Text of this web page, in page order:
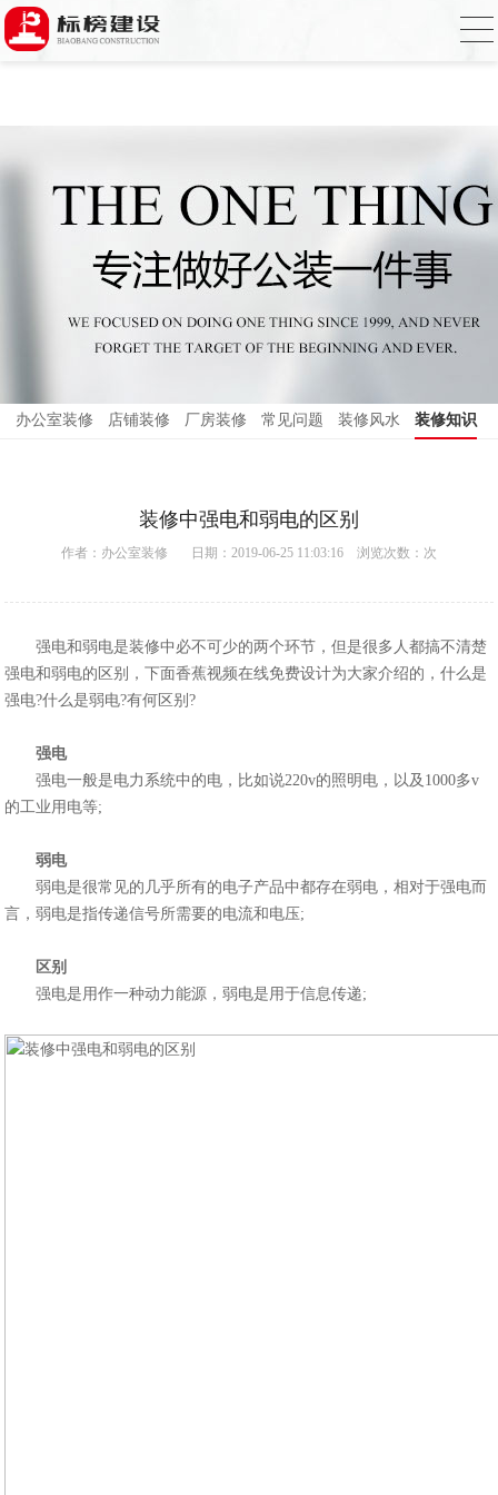
香蕉视频在线免费,香蕉视频导航,黄色香蕉
视频下载,91香蕉APP成人污在线观看
办公室装修 店铺装修 厂房装修 常见问题 装修风水 装修知识
装修中强电和弱电的区别
作者： 办公室装修 日期：2019-06-25 11:03:16 浏览次数： 次
强电和弱电是装修中必不可少的两个环节，但是很多人都搞不清楚
强电和弱电的区别，下面香蕉视频在线免费设计为大家介绍的，什么是
强电?什么是弱电?有何区别?
强电
强电一般是电力系统中的电，比如说220v的照明电，以及1000多v
的工业用电等;
弱电
弱电是很常见的几乎所有的电子产品中都存在弱电，相对于强电而
言，弱电是指传递信号所需要的电流和电压;
区别
强电是用作一种动力能源，弱电是用于信息传递;